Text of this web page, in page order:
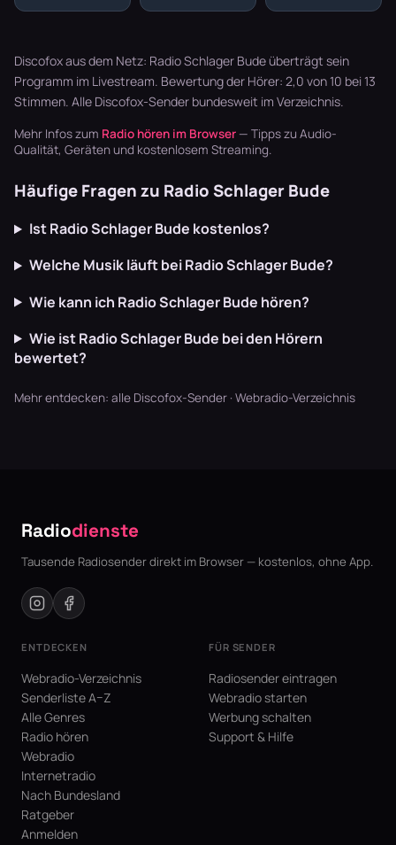
Blaskapellen.
Garten läu…
Phasen – vom
Sekte…
Discofox aus dem Netz: Radio Schlager Bude überträgt sein
Programm im Livestream. Bewertung der Hörer: 2,0 von 10 bei 13
Stimmen. Alle Discofox-Sender bundesweit im Verzeichnis.
Mehr Infos zum Radio hören im Browser — Tipps zu Audio-
Qualität, Geräten und kostenlosem Streaming.
Häufige Fragen zu Radio Schlager Bude
Ist Radio Schlager Bude kostenlos?
Welche Musik läuft bei Radio Schlager Bude?
Wie kann ich Radio Schlager Bude hören?
Wie ist Radio Schlager Bude bei den Hörern
bewertet?
Mehr entdecken: alle Discofox-Sender · Webradio-Verzeichnis
Radiodienste
Tausende Radiosender direkt im Browser — kostenlos, ohne App.
ENTDECKEN
Webradio-Verzeichnis
Senderliste A–Z
Alle Genres
Radio hören
Webradio
Internetradio
Nach Bundesland
Ratgeber
Anmelden
FÜR SENDER
Radiosender eintragen
Webradio starten
Werbung schalten
Support & Hilfe